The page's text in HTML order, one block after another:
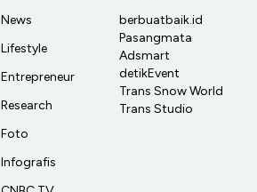
News
Lifestyle
Entrepreneur
Research
Foto
Infografis
berbuatbaik.id
Pasangmata
Adsmart
detikEvent
Trans Snow World
Trans Studio